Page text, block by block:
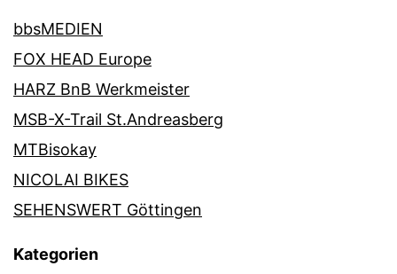
bbsMEDIEN
FOX HEAD Europe
HARZ BnB Werkmeister
MSB-X-Trail St.Andreasberg
MTBisokay
NICOLAI BIKES
SEHENSWERT Göttingen
Kategorien